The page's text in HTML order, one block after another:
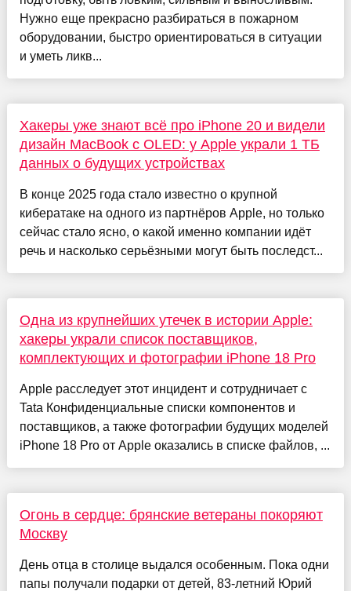
Нужно еще прекрасно разбираться в пожарном
оборудовании, быстро ориентироваться в ситуации
и уметь ликв...
Хакеры уже знают всё про iPhone 20 и видели
дизайн MacBook с OLED: у Apple украли 1 ТБ
данных о будущих устройствах
В конце 2025 года стало известно о крупной
кибератаке на одного из партнёров Apple, но только
сейчас стало ясно, о какой именно компании идёт
речь и насколько серьёзными могут быть последст...
Одна из крупнейших утечек в истории Apple:
хакеры украли список поставщиков,
комплектующих и фотографии iPhone 18 Pro
Apple расследует этот инцидент и сотрудничает с
Tata Конфиденциальные списки компонентов и
поставщиков, а также фотографии будущих моделей
iPhone 18 Pro от Apple оказались в списке файлов, ...
Огонь в сердце: брянские ветераны покоряют
Москву
День отца в столице выдался особенным. Пока одни
папы получали подарки от детей, 83-летний Юрий